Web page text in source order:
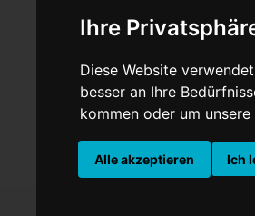
Ihre
Diese Website
besser an Ihre
kommen oder um
Alle akzeptieren Ich
TopNews Politik Sport